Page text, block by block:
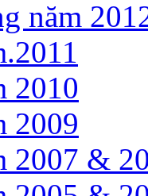
năm
2010
2009
2007 &